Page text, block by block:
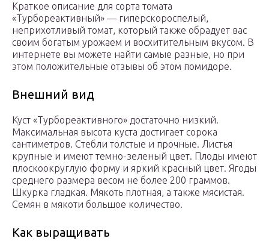
Краткое описание для сорта томата
«Турбореактивный» — гиперскороспелый,
неприхотливый томат, который также обрадует вас
своим богатым урожаем и восхитительным вкусом. В
интернете вы можете найти самые разные, но при
этом положительные отзывы об этом помидоре.
Внешний вид
Куст «Турбореактивного» достаточно низкий.
Максимальная высота куста достигает сорока
сантиметров. Стебли толстые и прочные. Листья
крупные и имеют темно-зеленый цвет. Плоды имеют
плоскоокруглую форму и яркий красный цвет. Ягоды
среднего размера весом не более 200 граммов.
Шкурка гладкая. Мякоть плотная, а также мясистая.
Семян в мякоти большое количество.
Как выращивать